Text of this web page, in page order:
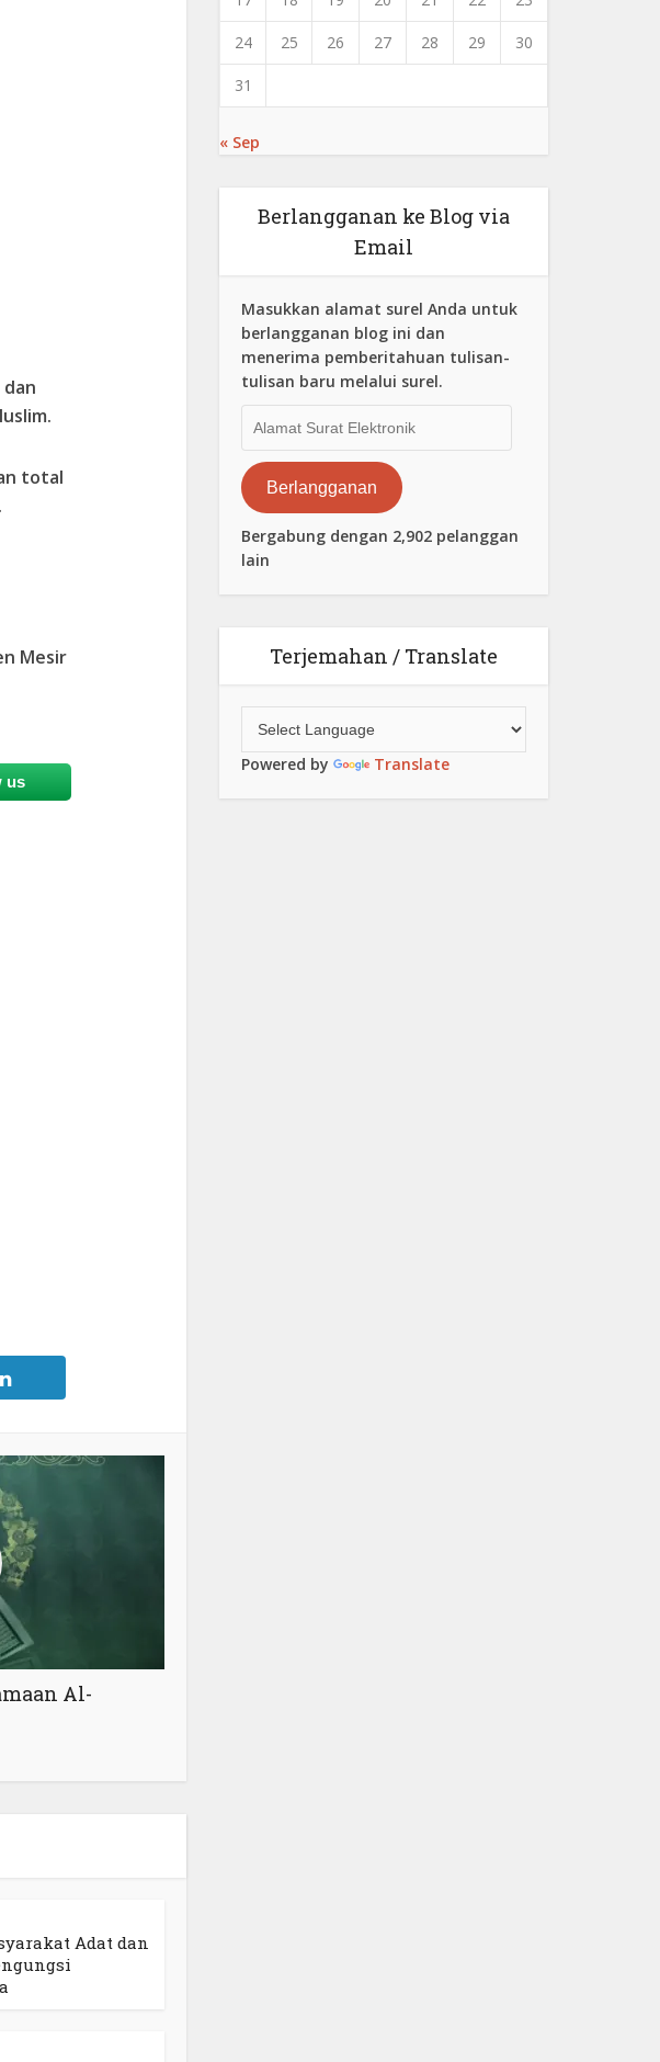
total
Mesir
us
Al-
Adat dan
24 25 26 27 28 29 30
31
« Sep
Berlangganan ke Blog via
Email
Masukkan alamat surel Anda untuk
berlangganan blog ini dan
menerima pemberitahuan tulisan-
tulisan baru melalui surel.
Surat
Elektronik
Berlangganan
Bergabung dengan 2,902 pelanggan
lain
Terjemahan / Translate
Powered by Translate